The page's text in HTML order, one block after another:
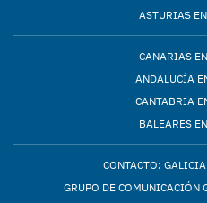
ASTURIAS
CANARIAS
ANDALUCÍA
CANTABRIA
BALEARES
CONTACTO:
GRUPO DE COMUNICACIÓN